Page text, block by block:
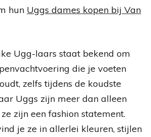
hun Uggs dames kopen bij Van
Ugg-laars staat bekend om
die je voeten
zelfs tijdens de koudste
Uggs zijn meer dan alleen
zijn een fashion statement.
je ze in allerlei kleuren, stijlen